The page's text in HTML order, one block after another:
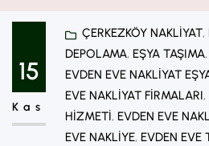
15
Kas
ÇERKEZKÖY NAKLIYAT,
DEPOLAMA, EŞYA TAŞIMA,
EVDEN EVE NAKLIYAT
EVE NAKLIYAT FIRMALARI,
HIZMETI, EVDEN EVE
EVE NAKLIYE, EVDEN EVE